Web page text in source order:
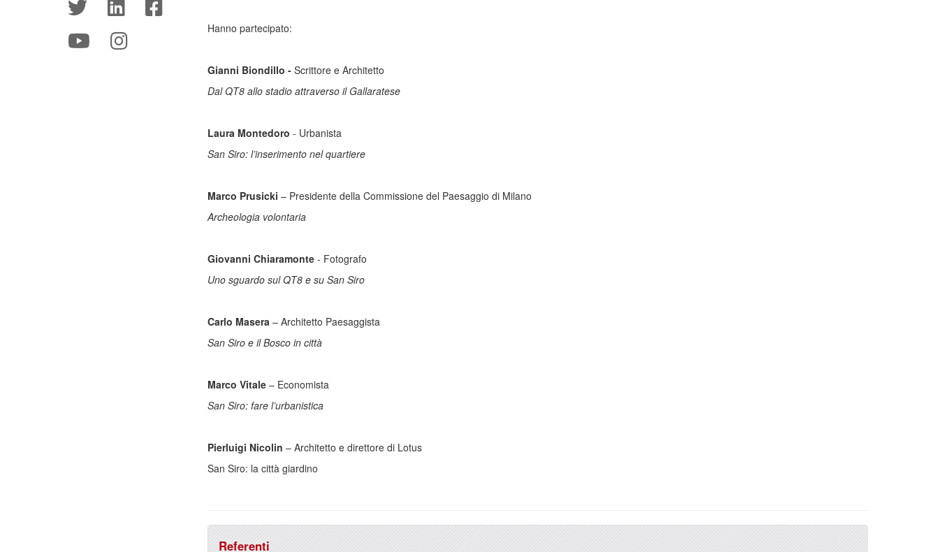
Hanno partecipato:
Gianni Biondillo - Scrittore e Architetto
Dal QT8 allo stadio attraverso il Gallaratese
Laura Montedoro - Urbanista
San Siro: l’inserimento nel quartiere
Marco Prusicki – Presidente della Commissione del Paesaggio di Milano
Archeologia volontaria
Giovanni Chiaramonte - Fotografo
Uno sguardo sul QT8 e su San Siro
Carlo Masera – Architetto Paesaggista
San Siro e il Bosco in città
Marco Vitale – Economista
San Siro: fare l’urbanistica
Pierluigi Nicolin – Architetto e direttore di Lotus
San Siro: la città giardino
Referenti